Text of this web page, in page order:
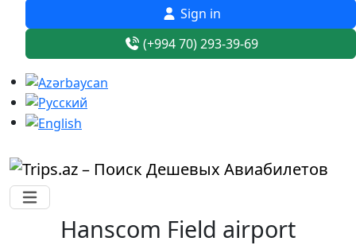
Sign in
(+994 70) 293-39-69
Hanscom Field airport